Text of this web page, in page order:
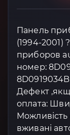
Панель
(1994-2001)
приборов
номер:
Дефект
оплата:
Можливість
вживані